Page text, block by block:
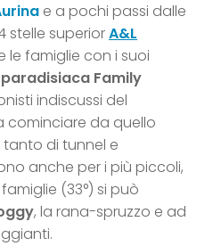
e a pochi passi dalle
stelle superiorA&L
le famiglie con i suoi
paradisiaca Family
indiscussi del
cominciare da quello
di tunnel e
anche per i più piccoli,
(33°) si può
, la rana-spruzzo e ad